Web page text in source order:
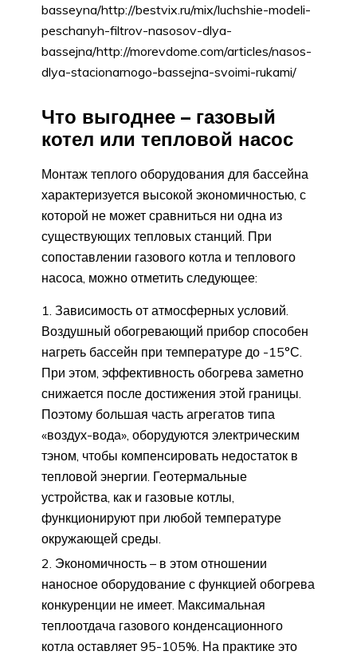
basseyna/http://bestvix.ru/mix/luchshie-modeli-
peschanyh-filtrov-nasosov-dlya-
bassejna/http://morevdome.com/articles/nasos-
dlya-stacionarnogo-bassejna-svoimi-rukami/
Что выгоднее – газовый
котел или тепловой насос
Монтаж теплого оборудования для бассейна
характеризуется высокой экономичностью, с
которой не может сравниться ни одна из
существующих тепловых станций. При
сопоставлении газового котла и теплового
насоса, можно отметить следующее:
Зависимость от атмосферных условий.
Воздушный обогревающий прибор способен
нагреть бассейн при температуре до -15°С.
При этом, эффективность обогрева заметно
снижается после достижения этой границы.
Поэтому большая часть агрегатов типа
«воздух-вода», оборудуются электрическим
тэном, чтобы компенсировать недостаток в
тепловой энергии. Геотермальные
устройства, как и газовые котлы,
функционируют при любой температуре
окружающей среды.
Экономичность – в этом отношении
наносное оборудование с функцией обогрева
конкуренции не имеет. Максимальная
теплоотдача газового конденсационного
котла оставляет 95-105%. На практике это